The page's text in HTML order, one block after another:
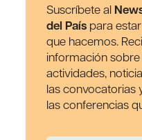
Suscríbete al
del País para
que hacemos.
información
actividades,
las convocatorias
las conferencias